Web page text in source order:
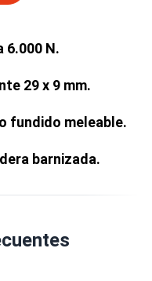
6.000 N.
29 x 9 mm.
fundido meleable.
barnizada.